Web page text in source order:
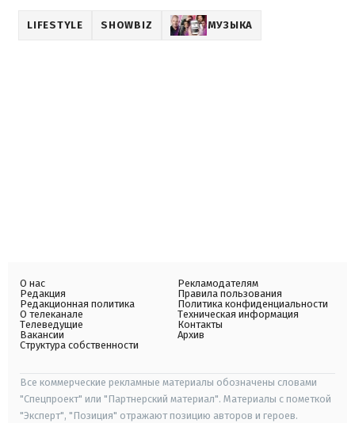
LIFESTYLE SHOWBIZ МУЗЫКА
О нас
Редакция
Редакционная политика
О телеканале
Телеведущие
Вакансии
Структура собственности
Рекламодателям
Правила пользования
Политика конфиденциальности
Техническая информация
Контакты
Архив
Все коммерческие рекламные материалы обозначены словами
"Спецпроект" или "Партнерский материал". Материалы с пометкой
"Эксперт", "Позиция" отражают позицию авторов и героев.